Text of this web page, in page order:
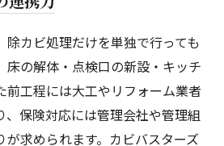
除カビ処理だけを単独で行っても
床の解体・点検口の新設・キッチ
前工程には大工やリフォーム業者
、保険対応には管理会社や管理組
求められます。カビバスターズ